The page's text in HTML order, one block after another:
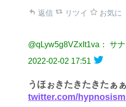
返信 リツイ お気に
@qLyw5g8VZxIt1va： サ
2022-02-02 17:51
うほぉきたきたきたぁ
twitter.com/